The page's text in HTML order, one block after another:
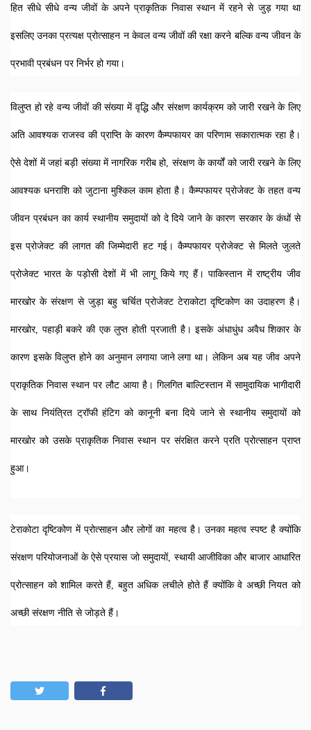
हित सीधे सीधे वन्य जीवों के अपने प्राकृतिक निवास स्थान में रहने से जुड़ गया था
इसलिए उनका प्रत्यक्ष प्रोत्साहन न केवल वन्य जीवों की रक्षा करने बल्कि वन्य जीवन के
प्रभावी प्रबंधन पर निर्भर हो गया।
विलुप्त हो रहे वन्य जीवों की संख्या में वृद्धि और संरक्षण कार्यक्रम को जारी रखने के लिए
अति आवश्यक राजस्व की प्राप्ति के कारण कैम्पफायर का परिणाम सकारात्मक रहा है।
ऐसे देशों में जहां बड़ी संख्या में नागरिक गरीब हो, संरक्षण के कार्यों को जारी रखने के लिए
आवश्यक धनराशि को जुटाना मुश्किल काम होता है। कैम्पफायर प्रोजेक्ट के तहत वन्य
जीवन प्रबंधन का कार्य स्थानीय समुदायों को दे दिये जाने के कारण सरकार के कंधों से
इस प्रोजेक्ट की लागत की जिम्मेदारी हट गई। कैम्पफायर प्रोजेक्ट से मिलते जुलते
प्रोजेक्ट भारत के पड़ोसी देशों में भी लागू किये गए हैं। पाकिस्तान में राष्ट्रीय जीव
मारखोर के संरक्षण से जुड़ा बहु चर्चित प्रोजेक्ट टेराकोटा दृष्टिकोण का उदाहरण है।
मारखोर, पहाड़ी बकरे की एक लुप्त होती प्रजाती है। इसके अंधाधुंध अवैध शिकार के
कारण इसके विलुप्त होने का अनुमान लगाया जाने लगा था। लेकिन अब यह जीव अपने
प्राकृतिक निवास स्थान पर लौट आया है। गिलगित बाल्टिस्तान में सामुदायिक भागीदारी
के साथ नियंत्रित ट्रॉफी हंटिग को कानूनी बना दिये जाने से स्थानीय समुदायों को
मारखोर को उसके प्राकृतिक निवास स्थान पर संरक्षित करने प्रति प्रोत्साहन प्राप्त
हुआ।
टेराकोटा दृष्टिकोण में प्रोत्साहन और लोगों का महत्व है। उनका महत्व स्पष्ट है क्योंकि
संरक्षण परियोजनाओं के ऐसे प्रयास जो समुदायों, स्थायी आजीविका और बाजार आधारित
प्रोत्साहन को शामिल करते हैं, बहुत अधिक लचीले होते हैं क्योंकि वे अच्छी नियत को
अच्छी संरक्षण नीति से जोड़ते हैं।